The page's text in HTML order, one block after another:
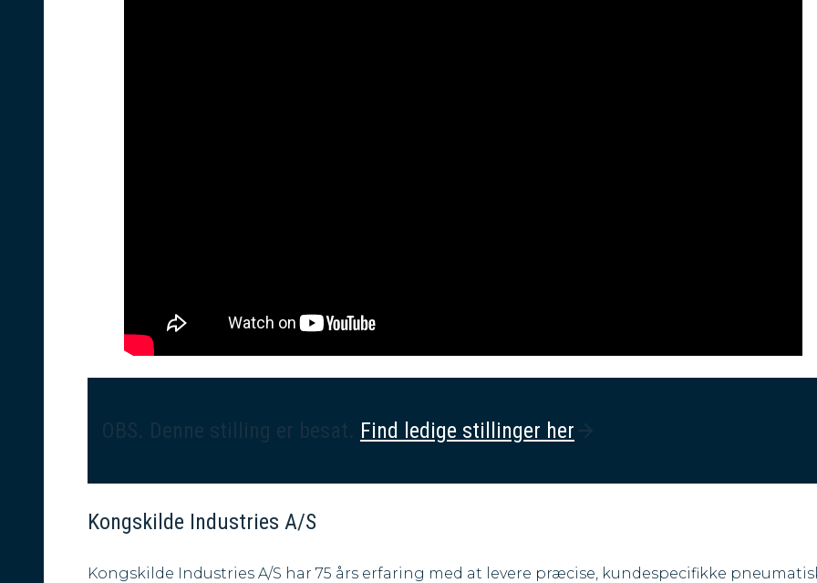
OBS. Denne stilling er besat. Find ledige stillinger her
Kongskilde Industries A/S
Kongskilde Industries A/S har 75 års erfaring med at levere præcise, kundespecifikke